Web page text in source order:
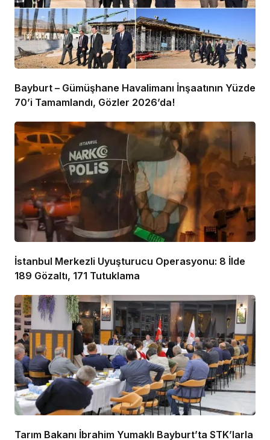
Bayburt – Gümüşhane Havalimanı İnşaatının Yüzde
70’i Tamamlandı, Gözler 2026’da!
İstanbul Merkezli Uyuşturucu Operasyonu: 8 İlde
189 Gözaltı, 171 Tutuklama
Tarım Bakanı İbrahim Yumaklı Bayburt’ta STK’larla